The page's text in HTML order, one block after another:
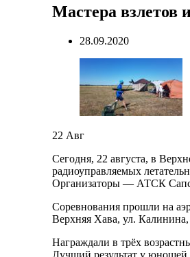
Мастера взлетов
28.09.2020
22 Авг
Сегодня, 22 августа, в
радиоуправляемых
Организаторы — АТСК
Соревнования прошли на
Верхняя Хава, ул. Калинина,
Награждали в трёх
Лучший результат у юношей